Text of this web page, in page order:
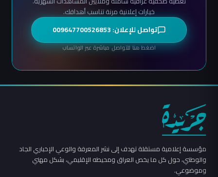
خيارات إعلانية مرنة تناسب أهدافك.
تواصل للإعلان: 009647700526853
اضغط هنا للتواصل مباشرة عبر الواتساب
مؤسسة إعلامية مستقلة تهدف إلى نشر المعرفة والوعي الإخباري الجاد
والوطني، حول كل ما يخص العراق ومحيطه الإقليمي، بشكل مهني
وموضوعي.